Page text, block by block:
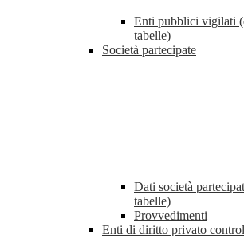
Enti pubblici vigilati
tabelle)
Società partecipate
Dati società
tabelle)
Provvedimenti
Enti di diritto privato